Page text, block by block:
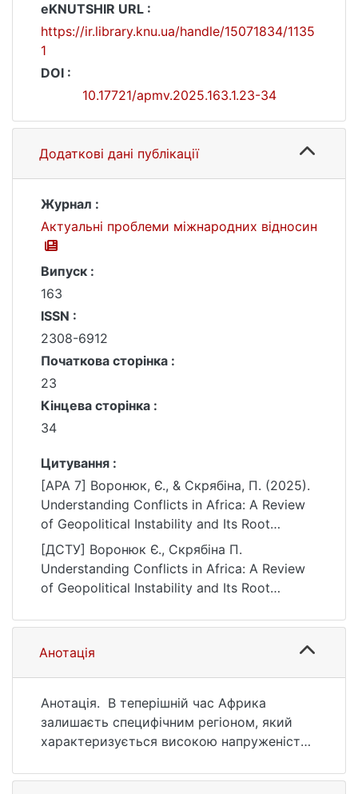
eKNUTSHIR URL :
https://ir.library.knu.ua/handle/15071834/1135
1
DOI :
10.17721/apmv.2025.163.1.23-34
Додаткові дані публікації
Журнал :
Актуальні проблеми міжнародних відносин
Випуск :
163
ISSN :
2308-6912
Початкова сторінка :
23
Кінцева сторінка :
34
Цитування :
[APA 7] Воронюк, Є., & Скрябіна, П. (2025).
Understanding Conflicts in Africa: A Review
of Geopolitical Instability and Its Root
Causes. Актуальні проблеми міжнародних
відносин, (163), 23–34.
https://doi.org/10.17721/apmv.2025.163.1.23-
[ДСТУ] Воронюк Є., Скрябіна П.
Understanding Conflicts in Africa: A Review
of Geopolitical Instability and Its Root
відносин. 2025. no. 163. P. 23—34. DOI:
10.17721/apmv.2025.163.1.23-34 (date of
access: 25.07.2026).
Анотація
Анотація. В теперішній час Африка
залишаєть специфічним регіоном, який
характеризується високою напруженістю,
внутрішньодержавних повстань та